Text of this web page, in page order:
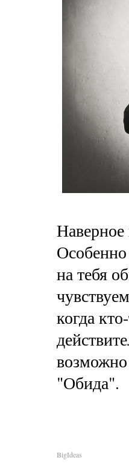
Наверное
на тебя
когда
"Обида".
BigIdeas